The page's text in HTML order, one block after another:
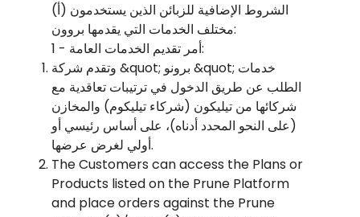
(أ) الشروط الإضافية للزبائن الذين يستخدمون
مختلف الخدمات التي يقدمها بروون:
1 - أمر تقديم الخدمات العامة:
وتقدم شركة &quot; برونو &quot; خدمات
الطلب عن طريق الدخول في ترتيبات تعاقدية مع
شركائها من تيليكون (شركاء تيليكوم) والمخازن
(على النحو المحدد أدناه)، على أساس رئيسي أو
أولي لغرض عرضها.
The Customers can access the Plans or
Products listed on the Prune Platform
and place orders against the Prune